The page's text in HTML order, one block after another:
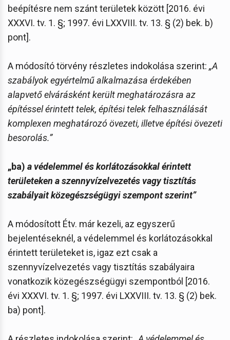
beépítésre nem szánt területek között [2016. évi
XXXVI. tv. 1. §; 1997. évi LXXVIII. tv. 13. § (2) bek. b)
pont].
A módosító törvény részletes indokolása szerint: „A
szabályok egyértelmű alkalmazása érdekében
alapvető elvárásként került meghatározásra az
építéssel érintett telek, építési telek felhasználását
komplexen meghatározó övezeti, illetve építési övezeti
besorolás.”
„ba) a védelemmel és korlátozásokkal érintett
területeken a szennyvízelvezetés vagy tisztítás
szabályait közegészségügyi szempont szerint”
A módosított Étv. már kezeli, az egyszerű
bejelentéseknél, a védelemmel és korlátozásokkal
érintett területeket is, igaz ezt csak a
szennyvízelvezetés vagy tisztítás szabályaira
vonatkozik közegészségügyi szempontból [2016.
évi XXXVI. tv. 1. §; 1997. évi LXXVIII. tv. 13. § (2) bek.
ba) pont].